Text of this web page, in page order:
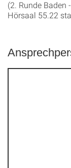
(2. Runde Baden
Hörsaal 55.22